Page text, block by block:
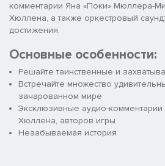
комментарии Яна «Поки» Мюллера-
Хюллена, а также оркестровый
достижения.
Основные особенности:
Решайте таинственные и
Встречайте множество
зачарованном мире
Эксклюзивные аудио-комментарии
Хюллена, авторов игры
Незабываемая история